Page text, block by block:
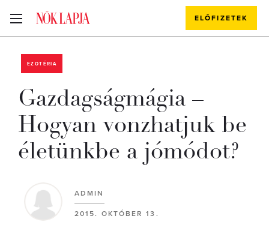
ELŐFIZETEK
EZOTÉRIA
Gazdagságmágia –
Hogyan vonzhatjuk be
életünkbe a jómódot?
ADMIN
2015. OKTÓBER 13.